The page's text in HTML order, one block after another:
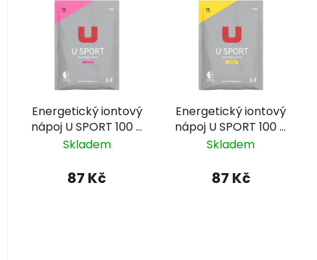
Energetický iontový
nápoj U SPORT 100 g
– bezový květ
Skladem
87 Kč
Energetický iontový
nápoj U SPORT 100 g
– citron
Skladem
87 Kč